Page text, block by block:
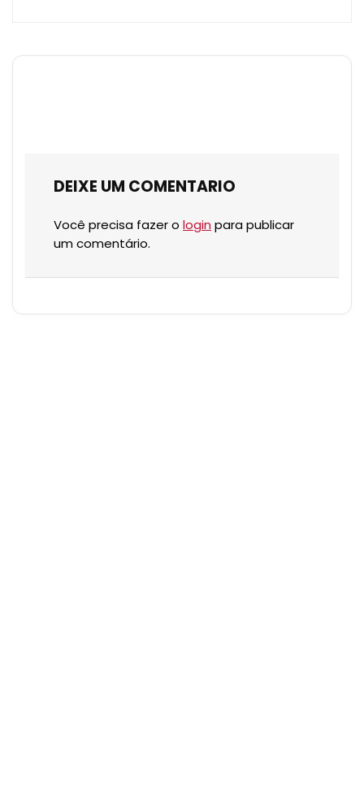
DEIXE UM COMENTARIO
Você precisa fazer o login para publicar
um comentário.